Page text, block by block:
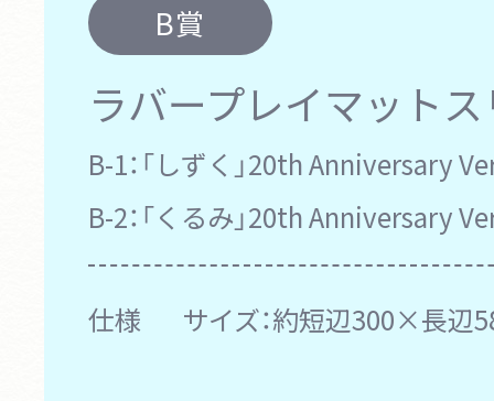
B賞
ラバープレイマット
B-1： 「しずく」20th Anniversary
B-2： 「くるみ」20th Anniversary
仕様 サイズ：約短辺300×長